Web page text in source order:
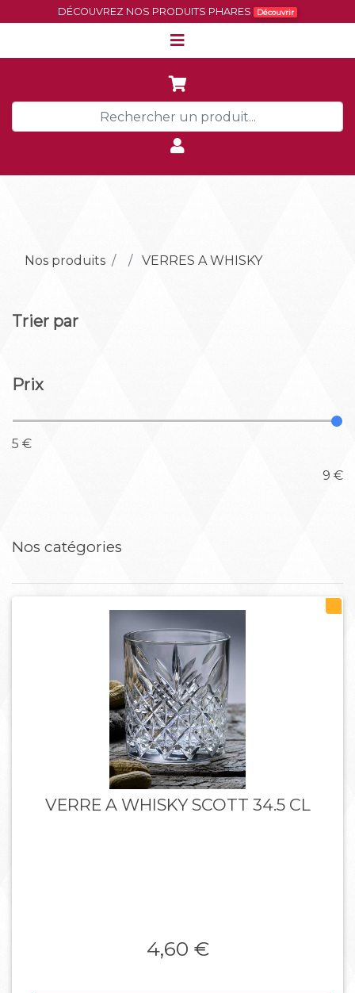
DÉCOUVREZ NOS PRODUITS PHARES Découvrir
Nos produits VERRES A WHISKY
Trier par
Prix
5 €
9 €
Nos catégories
VERRE A WHISKY SCOTT 34.5 CL
4,60 €